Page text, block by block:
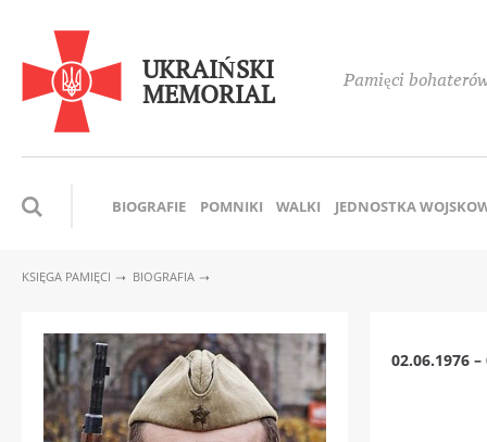
UKRAIŃSKI
MEMORIAL Pamięci
BIOGRAFIE POMNIKI WALKI JEDNOSTKA
KSIĘGA PAMIĘCI BIOGRAFIA
02.06.1976